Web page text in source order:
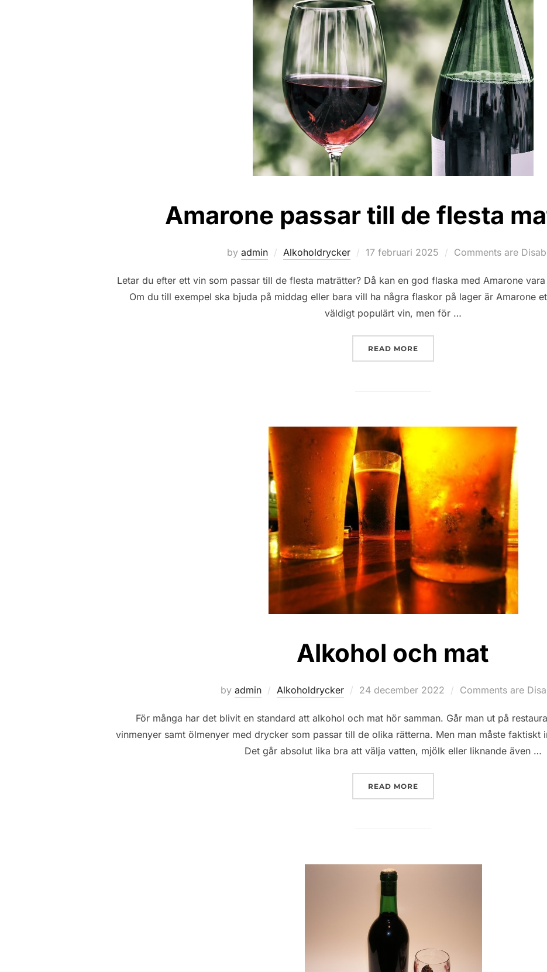
Amarone passar till de flesta
by admin Alkoholdrycker
Posted
17 februari 2025 Comments are
Letar du efter ett vin som passar till de flesta maträtter? Då kan en god flaska med Amarone
Om du till exempel ska bjuda på middag eller bara vill ha några flaskor på lager är Amarone
väldigt populärt vin, men för …
READ MORE
Alkohol och mat
by admin Alkoholdrycker
Posted
24 december 2022 Comments are
För många har det blivit en standard att alkohol och mat hör samman. Går man ut på
vinmenyer samt ölmenyer med drycker som passar till de olika rätterna. Men man måste faktiskt
Det går absolut lika bra att välja vatten, mjölk eller liknande även …
READ MORE